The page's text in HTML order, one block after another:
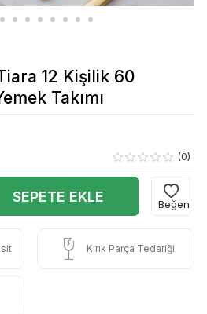
12 Kişilik 60
Takımı
(0)
SEPETE EKLE Beğen
Kırık Parça Tedariği